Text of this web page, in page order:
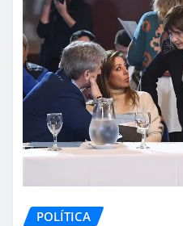
POLÍTICA